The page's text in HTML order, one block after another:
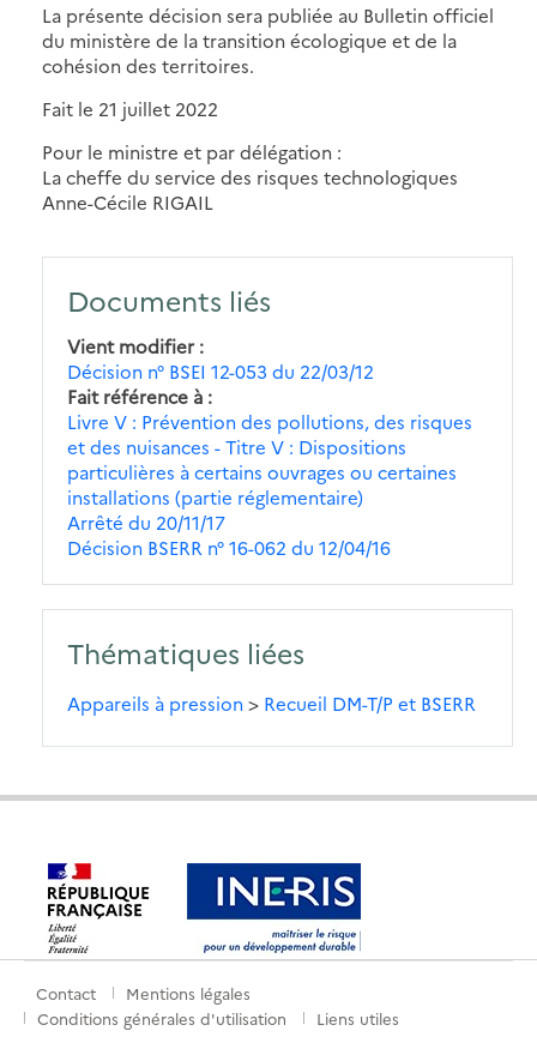
La présente décision sera publiée au Bulletin officiel
du ministère de la transition écologique et de la
cohésion des territoires.
Fait le 21 juillet 2022
Pour le ministre et par délégation :
La cheffe du service des risques technologiques
Anne-Cécile RIGAIL
Documents liés
Vient modifier
Décision n° BSEI 12-053 du 22/03/12
Fait référence à
Livre V : Prévention des pollutions, des risques
et des nuisances - Titre V : Dispositions
particulières à certains ouvrages ou certaines
installations (partie réglementaire)
Arrêté du 20/11/17
Décision BSERR n° 16-062 du 12/04/16
Thématiques liées
Appareils à pression > Recueil DM-T/P et BSERR
Menu
Contact
Mentions légales
Conditions générales d'utilisation
Liens utiles